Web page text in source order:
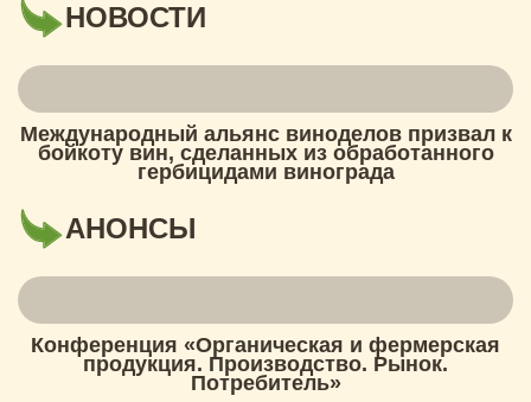
НОВОСТИ
Международный альянс виноделов призвал к
бойкоту вин, сделанных из обработанного
гербицидами винограда
АНОНСЫ
Конференция «Органическая и фермерская
продукция. Производство. Рынок.
Потребитель»